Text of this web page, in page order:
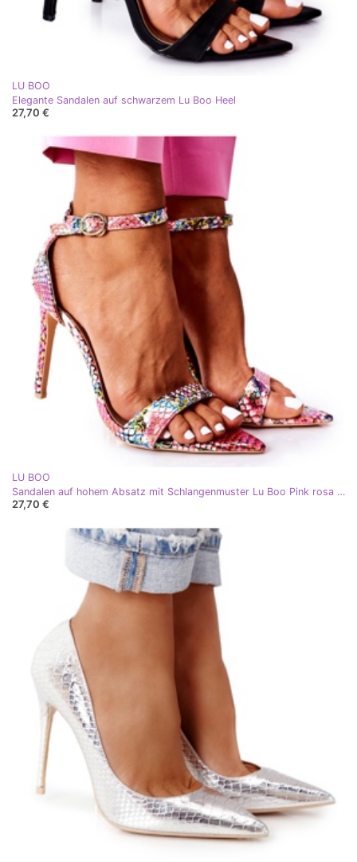
LU BOO
Elegante Sandalen auf schwarzem Lu Boo Heel
27,70 €
LU BOO
Sandalen auf hohem Absatz mit Schlangenmuster Lu Boo Pink rosa mehrfarbig
27,70 €